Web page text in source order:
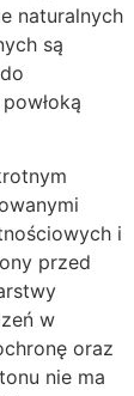
naturalnych
są
i
przed
w
oraz
nie ma